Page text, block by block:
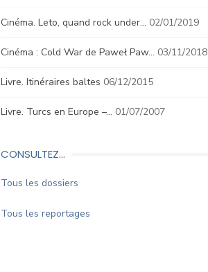
Cinéma. Leto, quand rock under… 02/01/2019
Cinéma : Cold War de Paweł Paw… 03/11/2018
Livre. Itinéraires baltes 06/12/2015
Livre. Turcs en Europe –… 01/07/2007
CONSULTEZ…
Tous les dossiers
Tous les reportages